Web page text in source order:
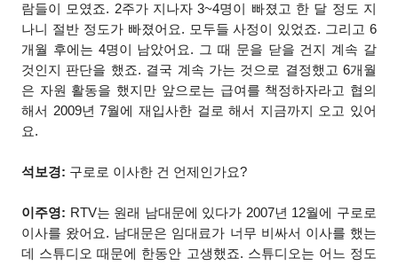
람들이 모였죠. 2주가 지나자 3~4명이 빠졌고 한 달 정도 지
나니 절반 정도가 빠졌어요. 모두들 사정이 있었죠. 그리고 6
개월 후에는 4명이 남았어요. 그 때 문을 닫을 건지 계속 갈
것인지 판단을 했죠. 결국 계속 가는 것으로 결정했고 6개월
은 자원 활동을 했지만 앞으로는 급여를 책정하자라고 협의
해서 2009년 7월에 재입사한 걸로 해서 지금까지 오고 있어
요.
석보경: 구로로 이사한 건 언제인가요?
이주영: RTV는 원래 남대문에 있다가 2007년 12월에 구로로
이사를 왔어요. 남대문은 임대료가 너무 비싸서 이사를 했는
데 스튜디오 때문에 한동안 고생했죠. 스튜디오는 어느 정도